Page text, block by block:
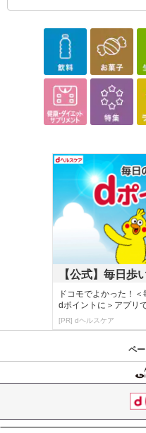
【公式】毎日歩
う！
ドコモでよかった！
dポイントに＞アプリ
楽しく続く！
[PR] dヘルスケア
ペ